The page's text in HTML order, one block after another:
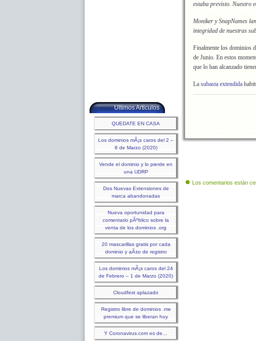
Ultimos Articulos
QUEDATE EN CASA
Los dominios mÃ¡s caros del 2 –
8 de Marzo (2020)
Vende el dominio y lo pierde en
una UDRP
Dos Nuevas Extensiones de
marca abandonadas
Nueva oportunidad para
comentario pÃºblico sobre la
venta de los dominios .org
20 mascarillas gratis por cada
dominio y aÃ±o de registro
Los dominios mÃ¡s caros del 24
de Febrero – 1 de Marzo (2020)
Cloudfest aplazado
Registro libre de dominios .me
premium que se liberan hoy
Y Coronavirus.com es de…
estaba previsto. Nuestro
Moniker y SnapNames
integridad de nuestras
Finalmente los dominios
de Junio. En estos
que lo han alcanzado
La subasta extendida
Los comentarios están